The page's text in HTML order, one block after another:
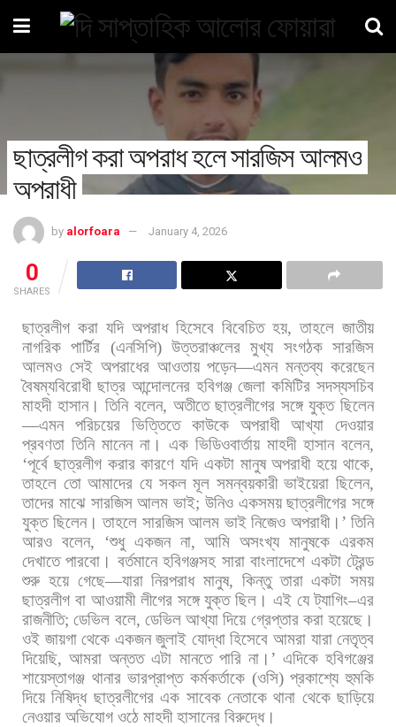
ছাত্রলীগ করা অপরাধ হলে সারজিস আলমও
অপরাধী
by alorfoara January 4, 2026
0
SHARES
ছাত্রলীগ করা যদি অপরাধ হিসেবে বিবেচিত হয়,তাহলে জাতীয়
নাগরিক পার্টির (এনসিপি)উত্তরাঞ্চলের মুখ্য সংগঠক সারজিস
আলমও সেই অপরাধের আওতায় পড়েন—এমন মন্তব্য করেছেন
বৈষম্যবিরোধী ছাত্র আন্দোলনের হবিগঞ্জ জেলা কমিটির সদস্যসচিব
মাহদী হাসান। তিনি বলেন, অতীতে ছাত্রলীগের সঙ্গে যুক্ত ছিলেন
—এমন পরিচয়ের ভিত্তিতে কাউকে অপরাধী আখ্যা
দেওয়ার
প্রবণতা তিনি মানেন না। এক ভিডিওবার্তায় মাহদী হাসান বলেন,
‘পূর্বে ছাত্রলীগ করার কারণে যদি একটা মানুষ অপরাধী হয়ে থাকে,
তাহলে তো আমাদের যে সকল মূল সমন্বয়কারী ভাইয়েরা ছিলেন,
তাদের মাঝে সারজিস আলম ভাই; উনিও একসময় ছাত্রলীগের সঙ্গে
যুক্ত ছিলেন। তাহলে সারজিস আলম ভাই নিজেও অপরাধী। ’ তিনি
আরও বলেন, ‘শুধু একজন না,আমি অসংখ্য মানুষকে এরকম
দেখাতে পারবো। বর্তমানে হবিগঞ্জসহ সারা বাংলাদেশে একটা ট্রেন্ড
শুরু হয়ে গেছে—যারা নিরপরাধ মানুষ, কিন্তু তারা একটা সময়
ছাত্রলীগ বা আওয়ামী লীগের সঙ্গে যুক্ত ছিল। এই যে ট্যাগিং–এর
রাজনীতি;ডেভিল বলে, ডেভিল আখ্যা দিয়ে গ্রেপ্তার করা হয়েছে।
ওই জায়গা থেকে একজন জুলাই যোদ্ধা হিসেবে আমরা যারা নেতৃত্ব
দিয়েছি,আমরা অন্তত এটা মানতে পারি না। ’ এদিকে হবিগঞ্জের
শায়েস্তাগঞ্জ থানার ভারপ্রাপ্ত কর্মকর্তাকে (ওসি)প্রকাশ্যে হুমকি
দিয়ে নিষিদ্ধ ছাত্রলীগের এক সাবেক নেতাকে থানা থেকে ছাড়িয়ে
নেওয়ার অভিযোগ ওঠে মাহদী হাসানের বিরুদ্ধে।